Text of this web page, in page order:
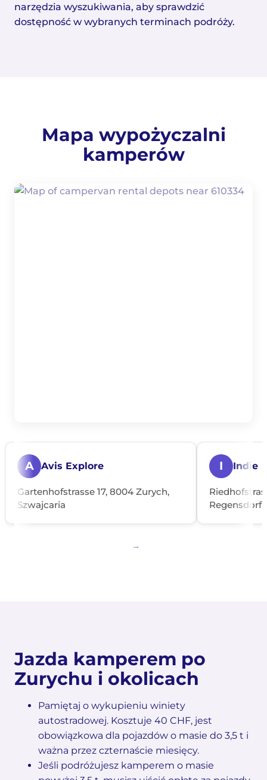
narzędzia wyszukiwania, aby sprawdzić
dostępność w wybranych terminach podróży.
Mapa wypożyczalni
kamperów
A Avis Explore
Gartenhofstrasse 17, 8004 Zurych,
Szwajcaria
I Indie
Regensdorf,
Jazda kamperem po
Zurychu i okolicach
Pamiętaj o wykupieniu winiety
autostradowej. Kosztuje 40 CHF, jest
obowiązkowa dla pojazdów o masie do 3,5 t i
ważna przez czternaście miesięcy.
Jeśli podróżujesz kamperem o masie